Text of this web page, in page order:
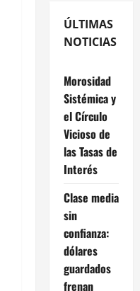
ÚLTIMAS
NOTICIAS
Morosidad
Sistémica y
el Círculo
Vicioso de
las Tasas de
Interés
Clase media
sin
confianza:
dólares
guardados
frenan